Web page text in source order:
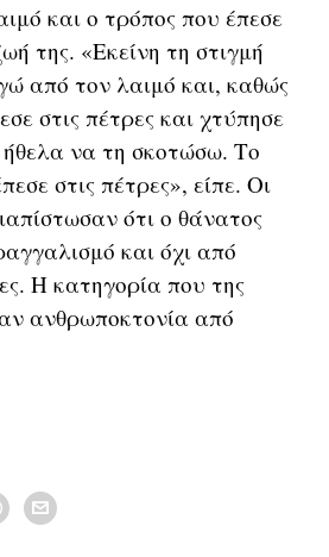
και ο τρόπος που έπεσε
της. «Εκείνη τη στιγμή
από τον λαιμό και, καθώς
στις πέτρες και χτύπησε
να τη σκοτώσω. Το
στις πέτρες», είπε. Οι
ότι ο θάνατος
και όχι από
Η κατηγορία που της
ανθρωποκτονία από